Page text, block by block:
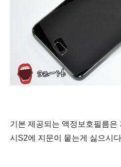
기본 제공되는 액정보호필름은
시S2에 지문이 뭍는게 싫으시